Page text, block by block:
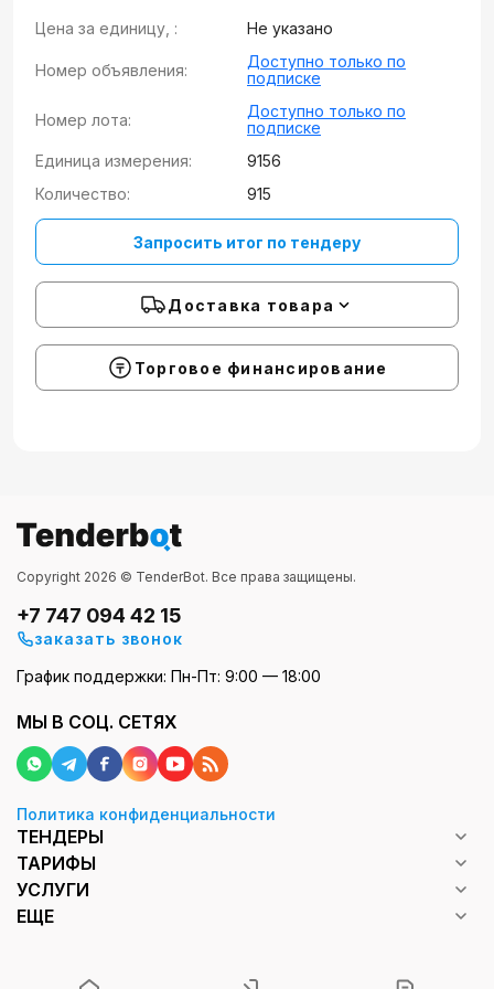
Цена за единицу, : Не указано
Номер объявления:
Доступно только по
подписке
Номер лота:
Доступно только по
подписке
Единица измерения:
9156
Количество:
915
Запросить итог по тендеру
Доставка товара
Торговое финансирование
Copyright 2026 © TenderBot. Все права защищены.
+7 747 094 42 15
заказать звонок
График поддержки: Пн-Пт: 9:00 — 18:00
МЫ В СОЦ. СЕТЯХ
Политика конфиденциальности
ТЕНДЕРЫ
ТАРИФЫ
УСЛУГИ
ЕЩЕ